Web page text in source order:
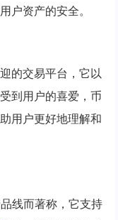
户资产的安全。
的交易平台，它以
到用户的喜爱，币
用户更好地理解和
线而著称，它支持